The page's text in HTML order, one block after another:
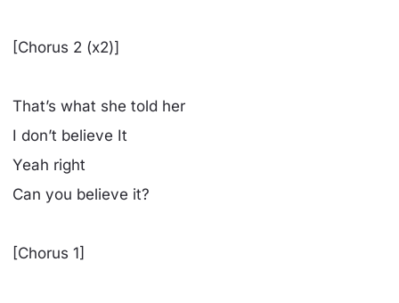
[Chorus 2 (x2)]
That’s what she told her
I don’t believe It
Yeah right
Can you believe it?
[Chorus 1]